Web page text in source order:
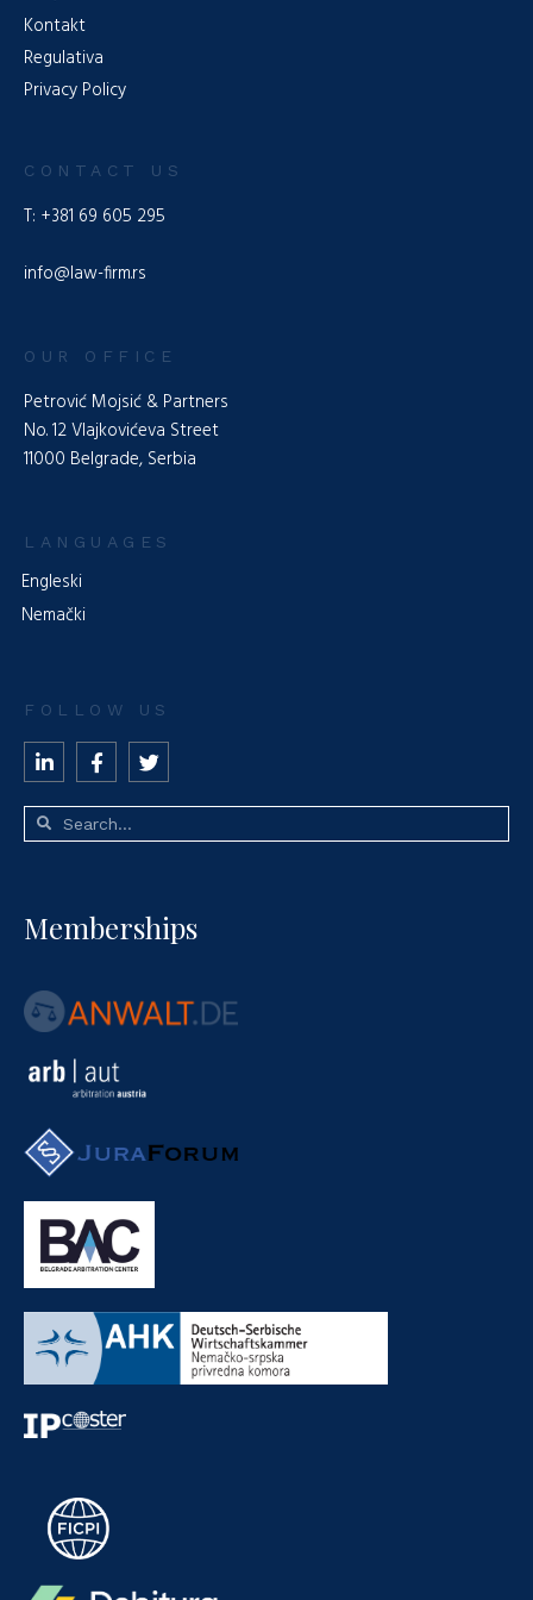
83/2014 – sonstiges ...
Zum Profil
Kontakt
Regulativa
Privacy Policy
CONTACT US
T: +381 69 605 295
info@law-firm.rs
OUR OFFICE
Petrović Mojsić & Partners
No. 12 Vlajkovićeva Street
11000 Belgrade, Serbia
LANGUAGES
Engleski
Nemački
FOLLOW US
Memberships